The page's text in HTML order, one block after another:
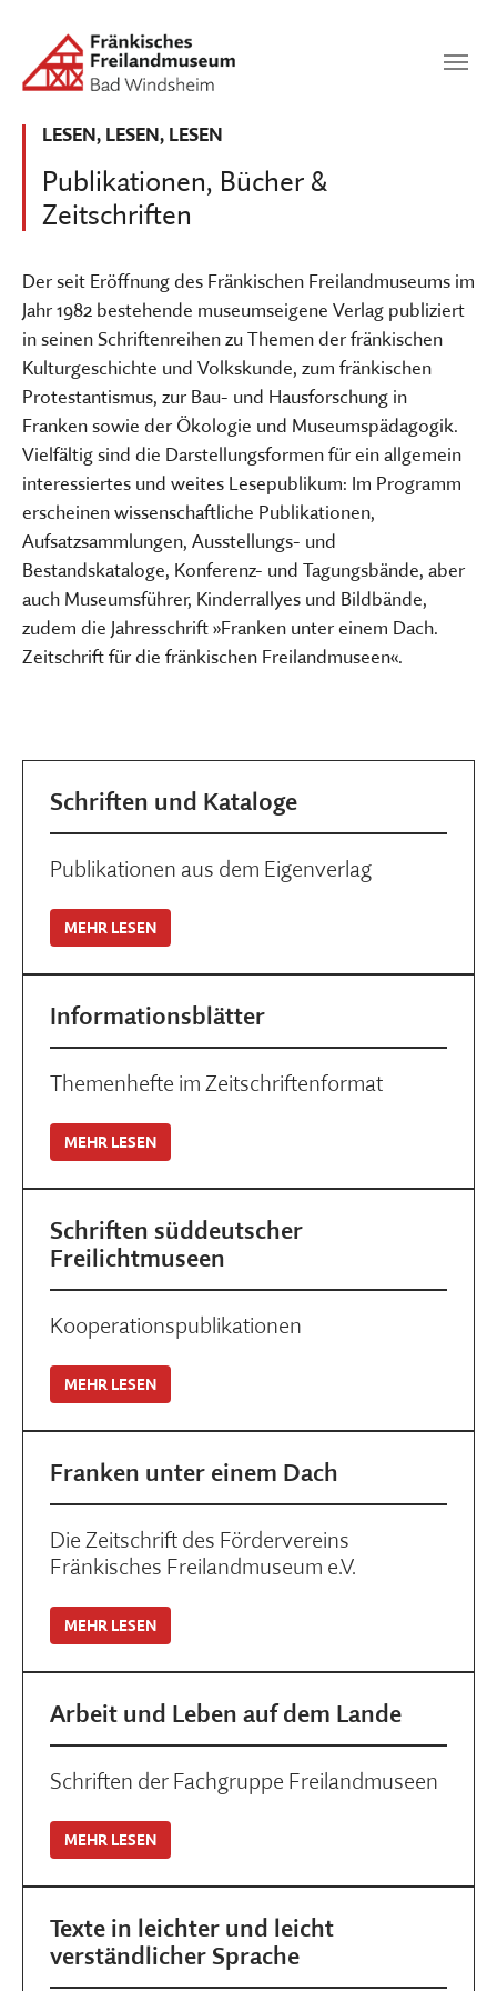
SUCHEN
Publikationen, Bücher &
Zeitschriften
LESEN, LESEN, LESEN
Der seit Eröffnung des Fränkischen Freilandmuseums im
Jahr 1982 bestehende museumseigene Verlag publiziert
in seinen Schriftenreihen zu Themen der fränkischen
Kulturgeschichte und Volkskunde, zum fränkischen
Protestantismus, zur Bau- und Hausforschung in
Franken sowie der Ökologie und Museumspädagogik.
Vielfältig sind die Darstellungsformen für ein allgemein
interessiertes und weites Lesepublikum: Im Programm
erscheinen wissenschaftliche Publikationen,
Aufsatzsammlungen, Ausstellungs- und
Bestandskataloge, Konferenz- und Tagungsbände, aber
auch Museumsführer, Kinderrallyes und Bildbände,
zudem die Jahresschrift »Franken unter einem Dach.
Zeitschrift für die fränkischen Freilandmuseen«.
Schriften und Kataloge
Publikationen aus dem Eigenverlag
MEHR LESEN
Informationsblätter
Themenhefte im Zeitschriftenformat
MEHR LESEN
Schriften süddeutscher
Freilichtmuseen
Kooperationspublikationen
MEHR LESEN
Franken unter einem Dach
Die Zeitschrift des Fördervereins
Fränkisches Freilandmuseum e.V.
MEHR LESEN
Arbeit und Leben auf dem Lande
Schriften der Fachgruppe Freilandmuseen
MEHR LESEN
Texte in leichter und leicht
verständlicher Sprache